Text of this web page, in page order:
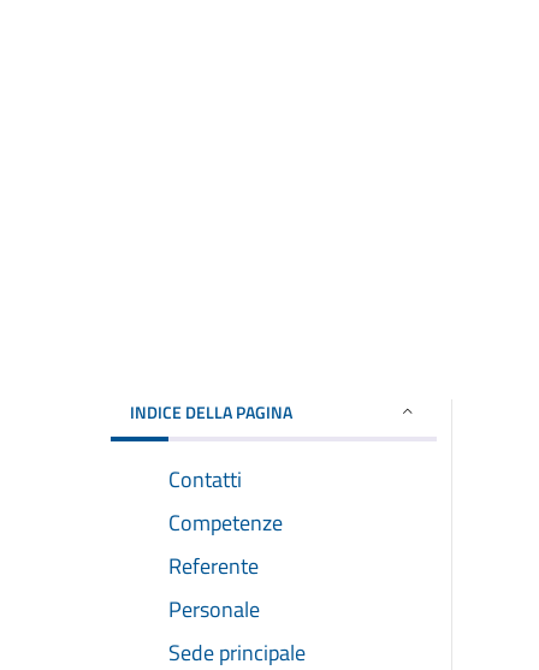
INDICE DELLA PAGINA
Contatti
Competenze
Referente
Personale
Sede principale